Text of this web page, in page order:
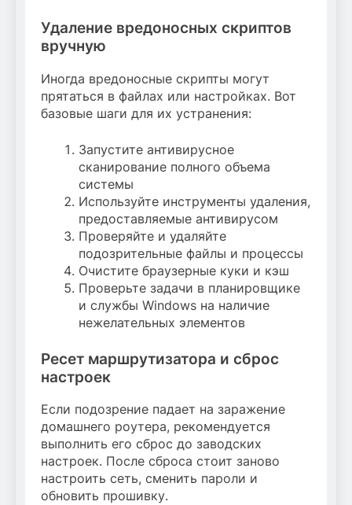
Удаление вредоносных скриптов
вручную
Иногда вредоносные скрипты могут
прятаться в файлах или настройках. Вот
базовые шаги для их устранения:
Запустите антивирусное
сканирование полного объема
системы
Используйте инструменты удаления,
предоставляемые антивирусом
Проверяйте и удаляйте
подозрительные файлы и процессы
Очистите браузерные куки и кэш
Проверьте задачи в планировщике
и службы Windows на наличие
нежелательных элементов
Ресет маршрутизатора и сброс
настроек
Если подозрение падает на заражение
домашнего роутера, рекомендуется
выполнить его сброс до заводских
настроек. После сброса стоит заново
настроить сеть, сменить пароли и
обновить прошивку.